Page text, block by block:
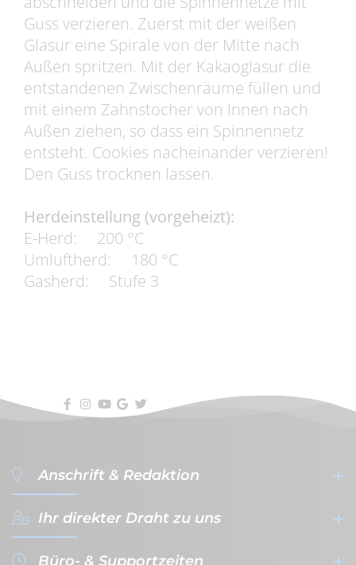
Guss verzieren. Zuerst mit der weißen
Glasur eine Spirale von der Mitte nach
Außen spritzen. Mit der Kakaoglasur die
entstandenen Zwischenräume füllen und
mit einem Zahnstocher von Innen nach
Außen ziehen, so dass ein Spinnennetz
entsteht. Cookies nacheinander verzieren!
Den Guss trocknen lassen.
Herdeinstellung (vorgeheizt):
E-Herd: 200 °C
Umluftherd: 180 °C
Gasherd: Stufe 3
Anschrift & Redaktion
filterVERLAG GmbH & Co. KG
- Werbeagentur & Verlag -
Ihr direkter Draht zu uns
Büro- & Supportzeiten